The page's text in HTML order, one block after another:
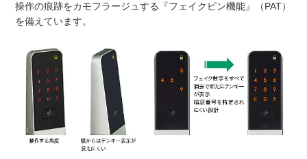
操作の痕跡をカモフラージュする『フェイクピン機能』（PAT）
を備えています。